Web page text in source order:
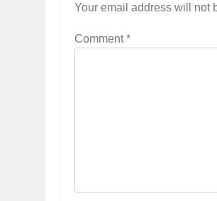
Your email address will not
Comment*